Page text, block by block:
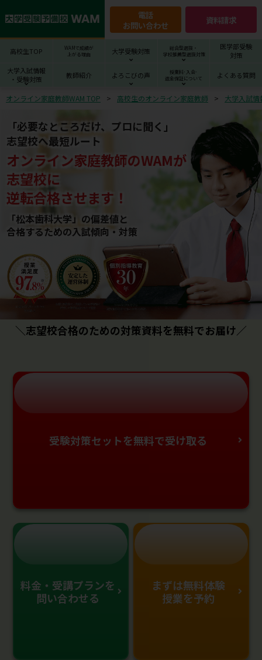
電話
お問い合わせ
資料請求
高校生TOP
WAMで成績が
上がる理由
大学受験対策
総合型選抜・
学校推薦型選抜対策
医学部受験
対策
大学入試情報
・受験対策
教師紹介 よろこびの声
授業料･入会･
返金保証について
よくある質問
オンライン家庭教師WAM TOP 高校生のオンライン家庭教師 大学入試
「必要なところだけ、プロに聞く」
志望校へ最短ルート
オンライン家庭教師のWAMが
志望校に
逆転合格させます！
「松本歯科大学」の偏差値と
合格するための⼊試傾向・対策
＼志望校合格のための対策資料を無料でお届け／
受験対策セットを無料で受け取る
料金・受講プランを
問い合わせる
まずは無料体験
授業を予約